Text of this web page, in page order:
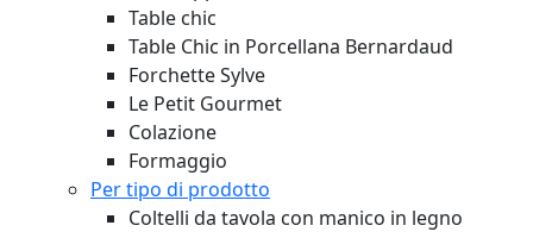
Table chic
Table Chic in Porcellana Bernardaud
Forchette Sylve
Le Petit Gourmet
Colazione
Formaggio
Per tipo di prodotto
Coltelli da tavola con manico in legno